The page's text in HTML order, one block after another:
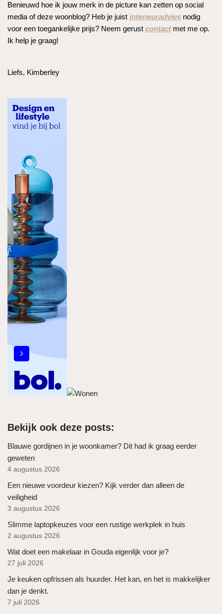
Benieuwd hoe ik jouw merk in de picture kan zetten op social
media of deze woonblog? Heb je juist interieuradvies nodig
voor een toegankelijke prijs? Neem gerust contactmet me op.
Ik help je graag!
Liefs, Kimberley
Bekijk ook deze posts:
Blauwe gordijnen in je woonkamer? Dit had ik graag eerder
geweten
4 augustus 2026
Een nieuwe voordeur kiezen? Kijk verder dan alleen de
veiligheid
3 augustus 2026
Slimme laptopkeuzes voor een rustige werkplek in huis
2 augustus 2026
Wat doet een makelaar in Gouda eigenlijk voor je?
27 juli 2026
Je keuken opfrissen als huurder. Het kan, en het is makkelijker
dan je denkt.
7 juli 2026